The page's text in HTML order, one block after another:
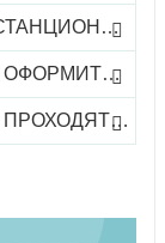
ДИСТАНЦИОННОЕ ОБУЧЕНИЕ
КАК ОФОРМИТЬ ЗАКАЗ КУРСА
КАК ПРОХОДЯТ ОНЛАЙН-КУРСЫ